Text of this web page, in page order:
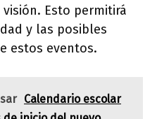
Esto permitirá
y las posibles
estos eventos.
Calendario escolar